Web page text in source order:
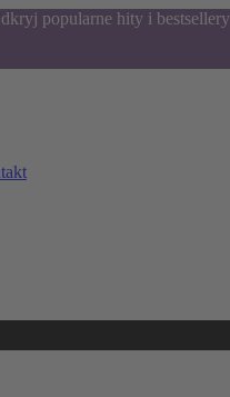
popularne hity i